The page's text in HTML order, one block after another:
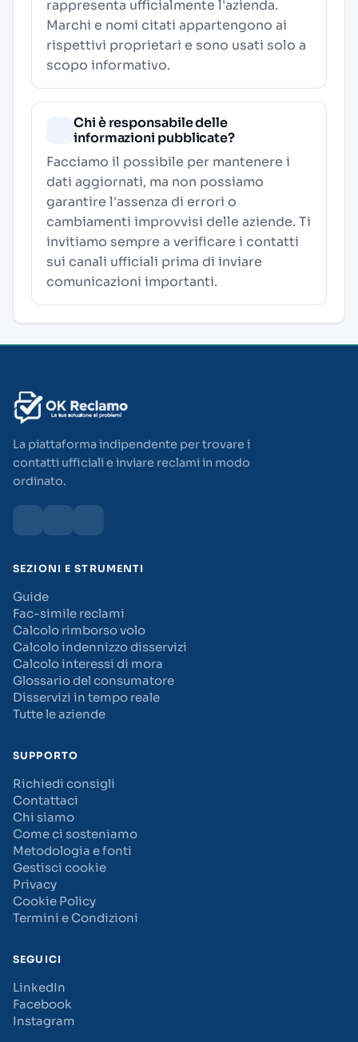
rappresenta ufficialmente l'azienda.
Marchi e nomi citati appartengono ai
rispettivi proprietari e sono usati solo a
scopo informativo.
Chi è responsabile delle
informazioni pubblicate?
Facciamo il possibile per mantenere i
dati aggiornati, ma non possiamo
garantire l'assenza di errori o
cambiamenti improvvisi delle aziende. Ti
invitiamo sempre a verificare i contatti
sui canali ufficiali prima di inviare
comunicazioni importanti.
La piattaforma indipendente per trovare i
contatti ufficiali e inviare reclami in modo
ordinato.
SEZIONI E STRUMENTI
Guide
Fac-simile reclami
Calcolo rimborso volo
Calcolo indennizzo disservizi
Calcolo interessi di mora
Glossario del consumatore
Disservizi in tempo reale
Tutte le aziende
SUPPORTO
Richiedi consigli
Contattaci
Chi siamo
Come ci sosteniamo
Metodologia e fonti
Gestisci cookie
Privacy
Cookie Policy
Termini e Condizioni
SEGUICI
LinkedIn
Facebook
Instagram